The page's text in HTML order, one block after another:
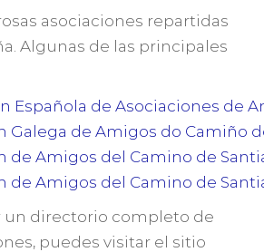
asociaciones repartidas
Algunas de las principales
Española de Asociaciones de
Galega de Amigos do Camiño
de Amigos del Camino de
de Amigos del Camino de
un directorio completo de
puedes visitar el sitio